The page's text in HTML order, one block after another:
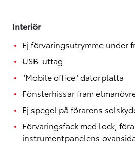
Interiör
Ej förvaringsutrymme under
USB-uttag
"Mobile office" datorplatta
Fönsterhissar fram
Ej spegel på förarens
Förvaringsfack med lock,
instrumentpanelens